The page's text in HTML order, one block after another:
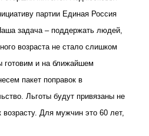
партии Единая Россия
задача – поддержать людей,
возраста не стало слишком
готовим и на ближайшем
пакет поправок в
Льготы будут привязаны не
возрасту. Для мужчин это 60 лет,